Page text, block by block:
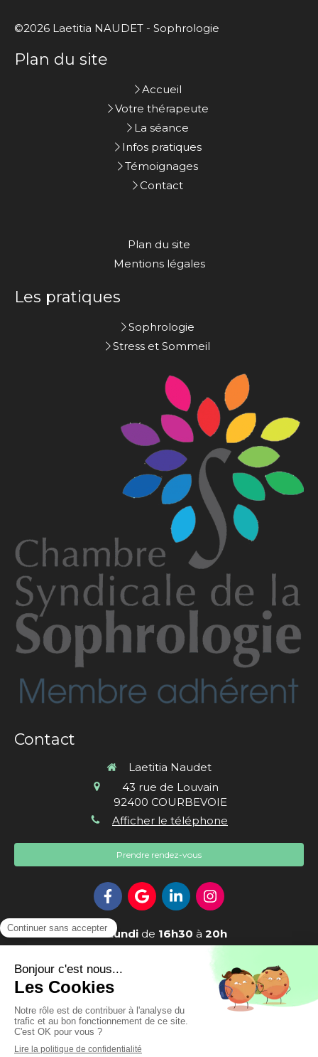
©2026 Laetitia NAUDET - Sophrologie
Plan du site
Accueil
Votre thérapeute
La séance
Infos pratiques
Témoignages
Contact
Plan du site
Mentions légales
Les pratiques
Sophrologie
Stress et Sommeil
Contact
Laetitia Naudet
43 rue de Louvain
92400 COURBEVOIE
Afficher le téléphone
Prendre rendez-vous
Le Lundi de 16h30 à 20h
LeMercrediet 18h30 à20h30
LeVendredi
20h30
Le Samedi de 9h 13h30
Création et référencement du site par Simplébo